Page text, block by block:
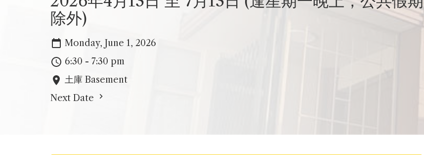
除外)
Monday, June 1, 2026
6:30 - 7:30 pm
土庫 Basement
Next Date